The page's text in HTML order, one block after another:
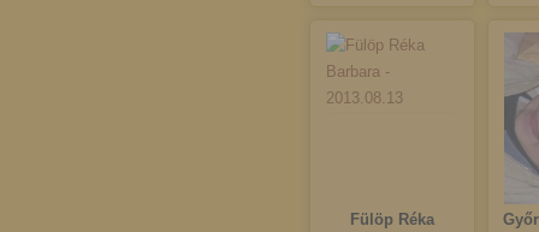
Fülöp Réka